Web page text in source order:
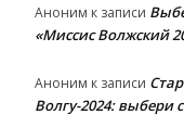
Аноним к записи
«Миссис Волжский
Аноним к записи
Волгу-2024: выбери